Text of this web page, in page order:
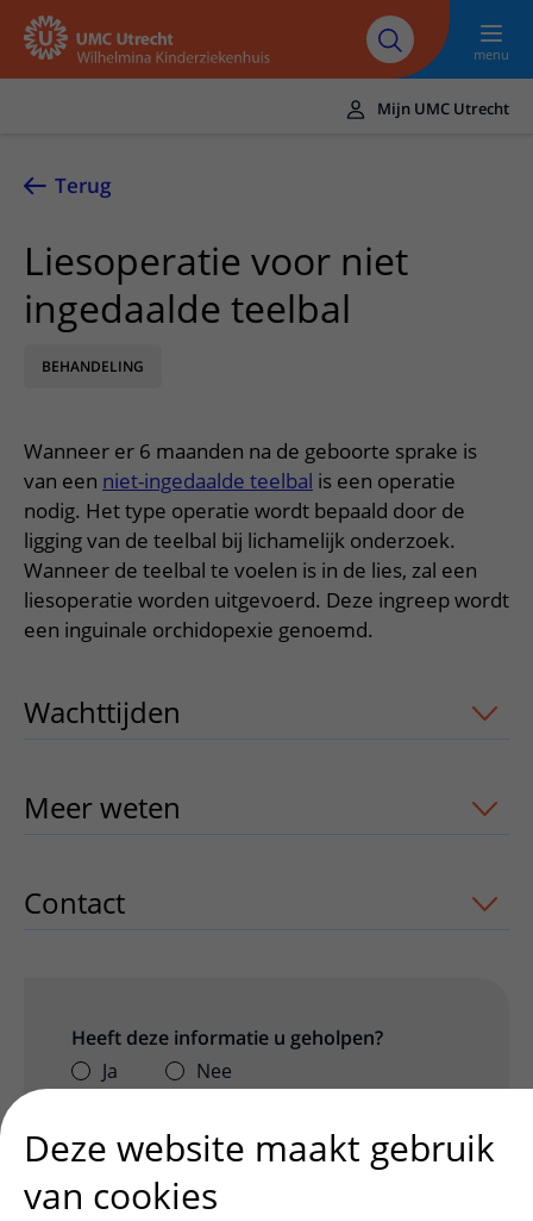
Naar hoofdinhoud
UMC
Utrecht
Research
Steun het
WKZ
menu
UMC Utrecht
Onze zorg
Ziektebeelden
Onderzoeken
Specialismen
Poliklinieken
Verpleegafdelingen
Centra
Zorgverleners
Voor patiënten
Ik heb een afspraak op de polikliniek
Mijn kind heeft een (dag)opname
Mijn kind ligt op de IC
Ik ben zwanger of net bevallen
Onze poliklinieken
Onze verpleegafdelingen
Ondersteuning en begeleiding
Ervaringen van patiënten
Zorgkosten
Wachttijden
Samenwerking
Historie WKZ
De organisatie
Werken in het WKZ
Onze Foundation
Spoed
Adres en route
Parkeren
Virtuele plattegrond
Meer UMC Utrecht
UMC Utrecht
Research
Werken bij het WKZ
Mijn UMC Utrecht
Terug
Liesoperatie voor niet
ingedaalde teelbal
BEHANDELING
Wanneer er 6 maanden na de geboorte sprake is
van een niet-ingedaalde teelbal is een operatie
nodig. Het type operatie wordt bepaald door de
ligging van de teelbal bij lichamelijk onderzoek.
Wanneer de teelbal te voelen is in de lies, zal een
liesoperatie worden uitgevoerd. Deze ingreep wordt
een inguinale orchidopexie genoemd.
Wachttijden uitklapper, klik om te
Meer weten uitklapper, klik om te
Contact uitklapper, klik om te openen
Heeft deze informatie u geholpen?
Ja
Nee
Deze website maakt gebruik
van cookies